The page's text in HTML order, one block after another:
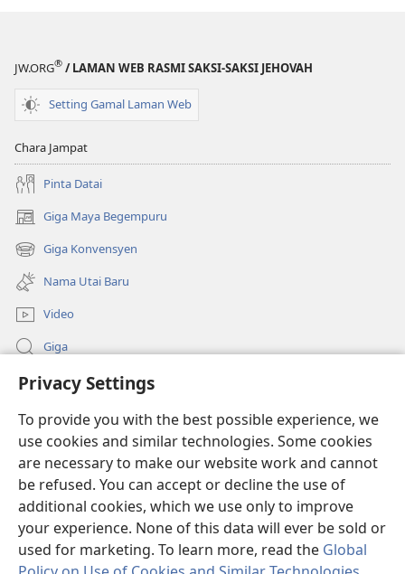
Privacy Settings
To provide you with the best possible experience, we
use cookies and similar technologies. Some cookies
are necessary to make our website work and cannot
be refused. You can accept or decline the use of
additional cookies, which we use only to improve
your experience. None of this data will ever be sold or
used for marketing. To learn more, read the Global
JW.ORG® / LAMAN WEB RASMI SAKSI-SAKSI JEHOVAH
Setting Gamal Laman Web
Chara Jampat
Pinta Datai
Giga Maya Begempuru
(opens
new
window)
Giga Konvensyen
(opens
new
window)
Nama Utai Baru
Video
Giga
Penerang Global
Duit Pemeri
(opens
new
window)Watchtower LIBRARI ONLINE
(opens
new
window)JW Hub ®
(opens
new
window)